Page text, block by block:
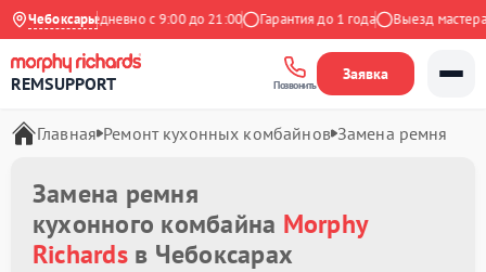
Чебоксары
Ежедневно с 9:00 до 21:00 Гарантия до 1 года Выезд мастера
REMSUPPORT Позвонить
Заявка
Главная Ремонт кухонных комбайнов Замена ремня
Замена ремня
кухонного комбайна Morphy
Richardsв Чебоксарах